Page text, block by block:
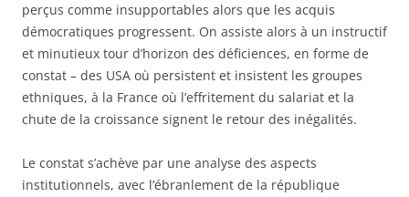
perçus comme insupportables alors que les acquis
démocratiques progressent. On assiste alors à un instructif
et minutieux tour d’horizon des déficiences, en forme de
constat – des USA où persistent et insistent les groupes
ethniques, à la France où l’effritement du salariat et la
chute de la croissance signent le retour des inégalités.
Le constat s’achève par une analyse des aspects
institutionnels, avec l’ébranlement de la république